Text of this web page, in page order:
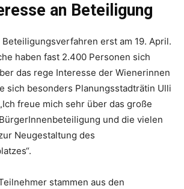
an Beteiligung
erst am 19. April.
haben fast 2.400 Personen sich
das rege Interesse der Wienerinnen
sich besonders Planungsstadträtin Ulli
freue mich sehr über das große
und die vielen
Neugestaltung des
stammen aus den